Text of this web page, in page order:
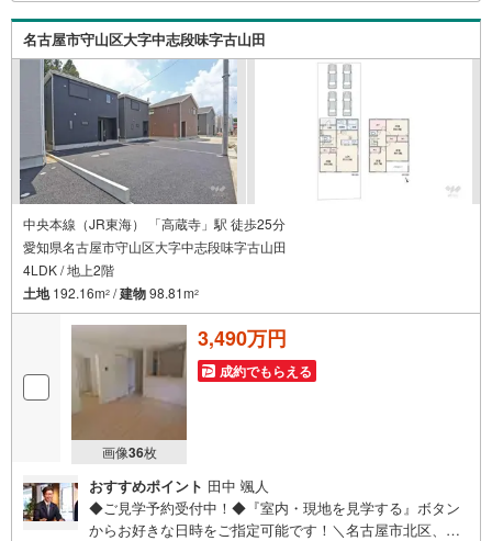
○お子様が遊べるキッズスペースあり○定休日ございません
名古屋市守山区大字中志段味字古山田
中央本線（JR東海） 「高蔵寺」駅 徒歩25分
愛知県名古屋市守山区大字中志段味字古山田
4LDK / 地上2階
土地192.16m2 /建物98.81m2
画像36枚
3,490万円
成約でもらえる
おすすめポイント 田中 颯人
◆ご見学予約受付中！◆『室内・現地を見学する』ボタン
からお好きな日時をご指定可能です！＼名古屋市北区、守